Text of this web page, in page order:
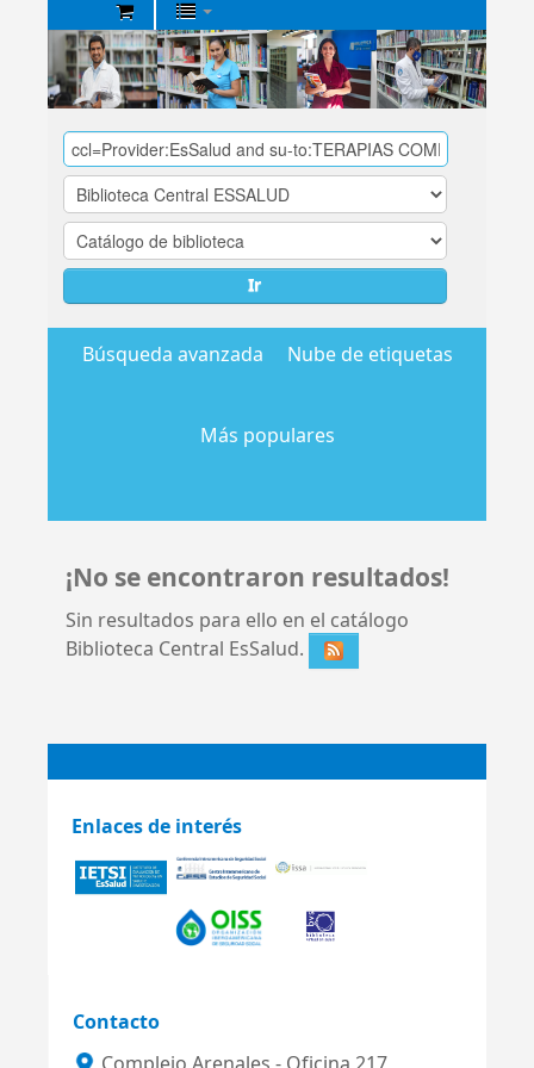
Biblioteca
Central
EsSalud
Ir
Búsqueda avanzada Nube de etiquetas
Más populares
¡No se encontraron resultados!
Sin resultados para ello en el catálogo
Biblioteca Central EsSalud.
Enlaces de interés
Contacto